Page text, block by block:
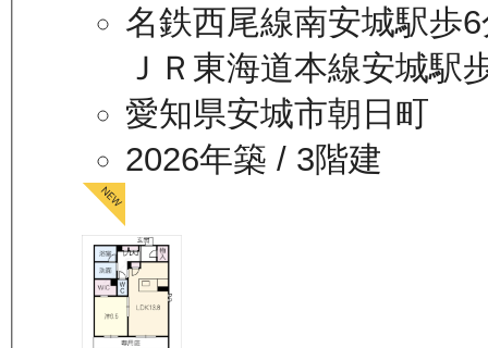
名鉄西尾線南安城駅歩
ＪＲ東海道本線安城駅
愛知県安城市朝日町
2026年築 / 3階建